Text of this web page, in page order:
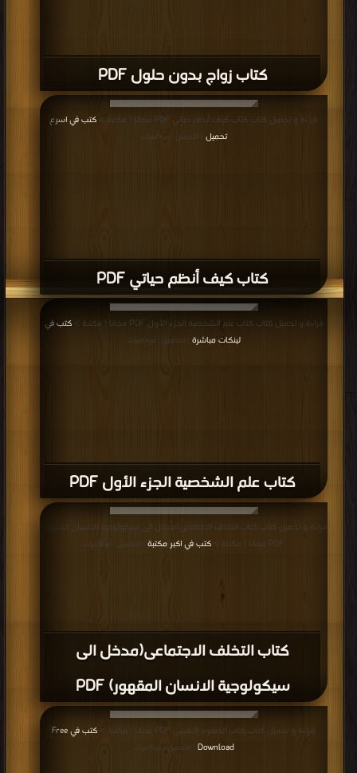
كتاب زواج بدون حلول PDF
كتاب كيف أنظم حياتي PDF
قراءة و تحميل كتاب كتاب كيف أنظم حياتي PDF مجانا | مكتبة >
كتب في اسرع
تحميل
| التحميل : مرة/مرات
كتاب علم الشخصية الجزء الأول PDF
قراءة و تحميل كتاب كتاب علم الشخصية الجزء الأول PDF مجانا | مكتبة >
كتب في
لينكات مباشرة | التحميل : مرة/مرات
كتاب التخلف الاجتماعى(مدخل الى
سيكولوجية الانسان المقهور) PDF
قراءة و تحميل كتاب كتاب التخلف الاجتماعى(مدخل الى سيكولوجية الانسان المقهور)
PDF مجانا | مكتبة >
كتب في اكبر مكتبة | التحميل : مرة/مرات
قراءة و تحميل كتاب كتاب الصمود النفسي PDF مجانا | مكتبة >
كتب في Free
Download | التحميل : مرة/مرات